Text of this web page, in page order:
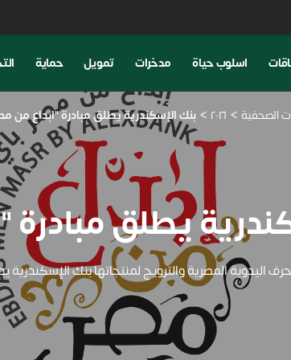
اسلوب حياة مدخرات تمويل حماية
الصحفية ٢٠١٦ بنك الإسكندرية يطلق مبادرة "ابداع من
يطلق مبادرة
اليدوية المصرية والترويج لمنتجاتها بنك